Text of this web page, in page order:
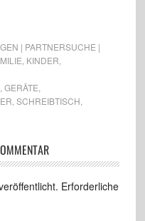
| PARTNERSUCHE |
KINDER
GERÄTE
SCHREIBTISCH
Erforderliche